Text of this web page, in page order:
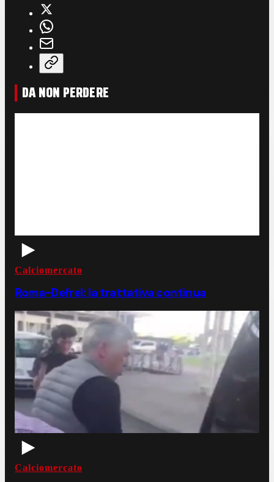
DA NON PERDERE
Calciomercato
Roma-Defrel: la trattativa continua
Calciomercato